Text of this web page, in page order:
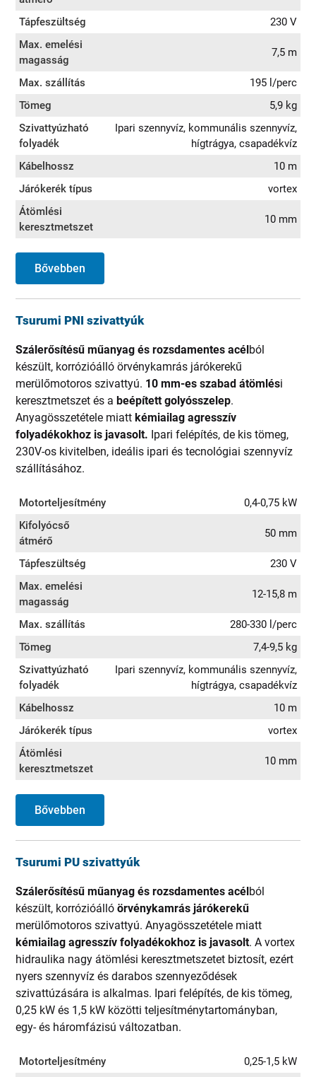
Tápfeszültség
230 V
Max. emelési
magasság
7,5 m
Max. szállítás
195 l/perc
Tömeg
5,9 kg
Szivattyúzható
folyadék
Ipari szennyvíz, kommunális szennyvíz,
hígtrágya, csapadékvíz
Kábelhossz
10 m
Járókerék típus
vortex
Átömlési
keresztmetszet
10 mm
Bővebben
Tsurumi PNI szivattyúk
Szálerősítésű műanyag és rozsdamentes acél ból
készült, korrózióálló örvénykamrás járókerekű
merülőmotoros szivattyú. 10 mm-es szabad átömlési
keresztmetszet és a beépített golyósszelep.
Anyagösszetétele miatt kémiailag agresszív
folyadékokhoz is javasolt. Ipari felépítés, de kis tömeg,
230V-os kivitelben, ideális ipari és tecnológiai szennyvíz
szállításához.
Motorteljesítmény
0,4-0,75 kW
Kifolyócső
átmérő
50 mm
Tápfeszültség
230 V
Max. emelési
magasság
12-15,8 m
Max. szállítás
280-330 l/perc
Tömeg
7,4-9,5 kg
Szivattyúzható
folyadék
Ipari szennyvíz, kommunális szennyvíz,
hígtrágya, csapadékvíz
Kábelhossz
10 m
Járókerék típus
vortex
Átömlési
keresztmetszet
10 mm
Bővebben
Tsurumi PU szivattyúk
Szálerősítésű műanyag és rozsdamentes acél ból
készült, korrózióállóörvénykamrás járókerekű
merülőmotoros szivattyú. Anyagösszetétele miatt
kémiailag agresszív folyadékokhoz is javasolt. A vortex
hidraulika nagy átömlési keresztmetszetet biztosít, ezért
nyers szennyvíz és darabos szennyeződések
szivattúzására is alkalmas. Ipari felépítés, de kis tömeg,
0,25 kW és 1,5 kW közötti teljesítménytartományban,
egy- és háromfázisú változatban.
Motorteljesítmény
0,25-1,5 kW